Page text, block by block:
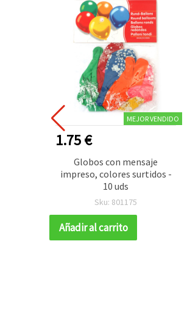
MEJOR VENDIDO
1.75 €
Globos con mensaje
impreso, colores surtidos -
10 uds
Sku: 801175
Añadir al carrito